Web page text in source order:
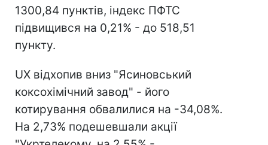
1300,84 пунктів, індекс ПФТС
підвищився на 0,21% - до 518,51
пункту.
UX відхопив вниз "Ясиновський
коксохімічний завод" - його
котирування обвалилися на -34,08%.
На 2,73% подешевшали акції